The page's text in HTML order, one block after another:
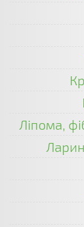
Ліпома,